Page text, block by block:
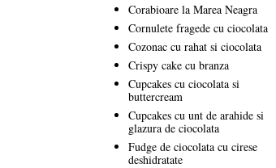
Corabioare la Marea Neagra
Cornulete fragede cu ciocolata
Cozonac cu rahat si ciocolata
Crispy cake cu branza
Cupcakes cu ciocolata si
buttercream
Cupcakes cu unt de arahide si
glazura de ciocolata
Fudge de ciocolata cu cirese
deshidratate